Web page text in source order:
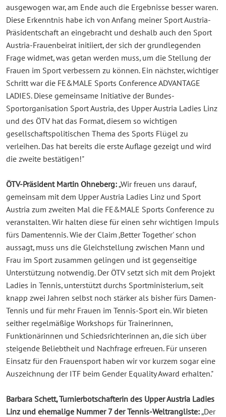
ausgewogen war, am Ende auch die Ergebnisse besser waren.
Diese Erkenntnis habe ich von Anfang meiner Sport Austria-
Präsidentschaft an eingebracht und deshalb auch den Sport
Austria-Frauenbeirat initiiert, der sich der grundlegenden
Frage widmet, was getan werden muss, um die Stellung der
Frauen im Sport verbessern zu können. Ein nächster, wichtiger
Schritt war die FE&MALE Sports Conference ADVANTAGE
LADIES. Diese gemeinsame Initiative der Bundes-
Sportorganisation Sport Austria, des Upper Austria Ladies Linz
und des ÖTV hat das Format, diesem so wichtigen
gesellschaftspolitischen Thema des Sports Flügel zu
verleihen. Das hat bereits die erste Auflage gezeigt und wird
die zweite bestätigen!"
ÖTV-Präsident Martin Ohneberg:„Wir freuen uns darauf,
gemeinsam mit dem Upper Austria Ladies Linz und Sport
Austria zum zweiten Mal die FE&MALE Sports Conference zu
veranstalten. Wir halten diese für einen sehr wichtigen Impuls
fürs Damentennis. Wie der Claim ‚Better Together' schon
aussagt, muss uns die Gleichstellung zwischen Mann und
Frau im Sport zusammen gelingen und ist gegenseitige
Unterstützung notwendig. Der ÖTV setzt sich mit dem Projekt
Ladies in Tennis, unterstützt durchs Sportministerium, seit
knapp zwei Jahren selbst noch stärker als bisher fürs Damen-
Tennis und für mehr Frauen im Tennis-Sport ein. Wir bieten
seither regelmäßige Workshops für Trainerinnen,
Funktionärinnen und Schiedsrichterinnen an, die sich über
steigende Beliebtheit und Nachfrage erfreuen. Für unseren
Einsatz für den Frauensport haben wir vor kurzem sogar eine
Auszeichnung der ITF beim Gender Equality Award erhalten."
Barbara Schett, Turnierbotschafterin des Upper Austria Ladies
Linz und ehemalige Nummer 7 der Tennis-Weltrangliste:„Der